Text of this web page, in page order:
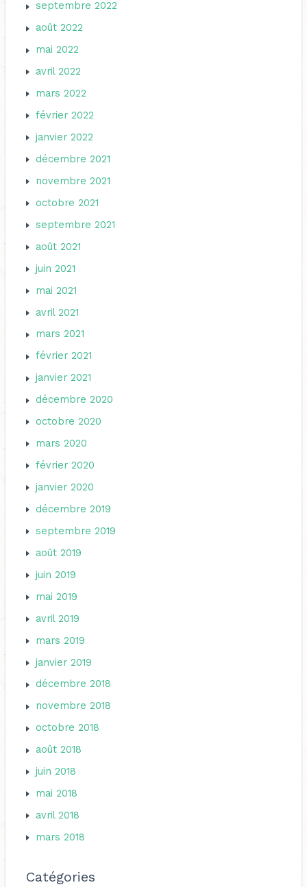
septembre 2022
août 2022
mai 2022
avril 2022
mars 2022
février 2022
janvier 2022
décembre 2021
novembre 2021
octobre 2021
septembre 2021
août 2021
juin 2021
mai 2021
avril 2021
mars 2021
février 2021
janvier 2021
décembre 2020
octobre 2020
mars 2020
février 2020
janvier 2020
décembre 2019
septembre 2019
août 2019
juin 2019
mai 2019
avril 2019
mars 2019
janvier 2019
décembre 2018
novembre 2018
octobre 2018
août 2018
juin 2018
mai 2018
avril 2018
mars 2018
Catégories